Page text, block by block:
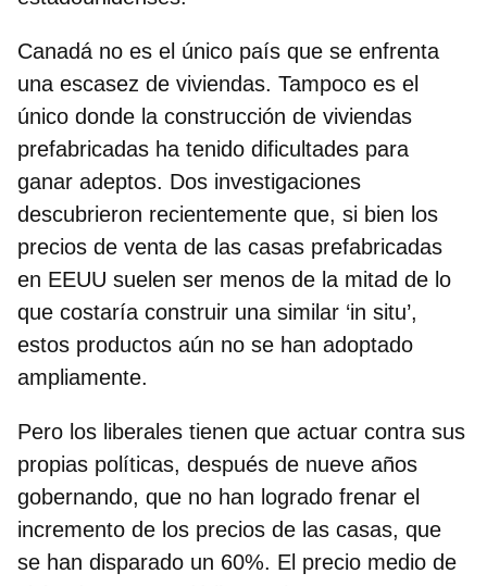
Canadá no es el único país que se enfrenta
una escasez de viviendas. Tampoco es el
único donde la construcción de viviendas
prefabricadas ha tenido dificultades para
ganar adeptos. Dos investigaciones
descubrieron recientemente que, si bien los
precios de venta de las casas prefabricadas
en EEUU suelen ser menos de la mitad de lo
que costaría construir una similar ‘in situ’,
estos productos aún no se han adoptado
ampliamente.
Pero los liberales tienen que actuar contra sus
propias políticas, después de nueve años
gobernando, que no han logrado frenar el
incremento de los precios de las casas, que
se han disparado un 60%. El precio medio de